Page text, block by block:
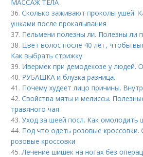
МАССАЖ ТЕЛА
36.Сколько заживают проколы ушей.
ушками после прокалывания
37. Пельмени полезны ли. Полезны ли
38. Цвет волос после 40 лет, чтобы
Как выбрать стрижку
39. Ивермек при демодекозе у людей.
40. РУБАШКА и блузка разница.
41. Почему худеет лицо причины.
42.Свойства мяты и мелиссы.
травяного чая
43.Уход за шеей посл. Как омолодить
44. Под что одеть розовые кроссовки.
розовые кроссовки
45.Лечение шишек на ногах без